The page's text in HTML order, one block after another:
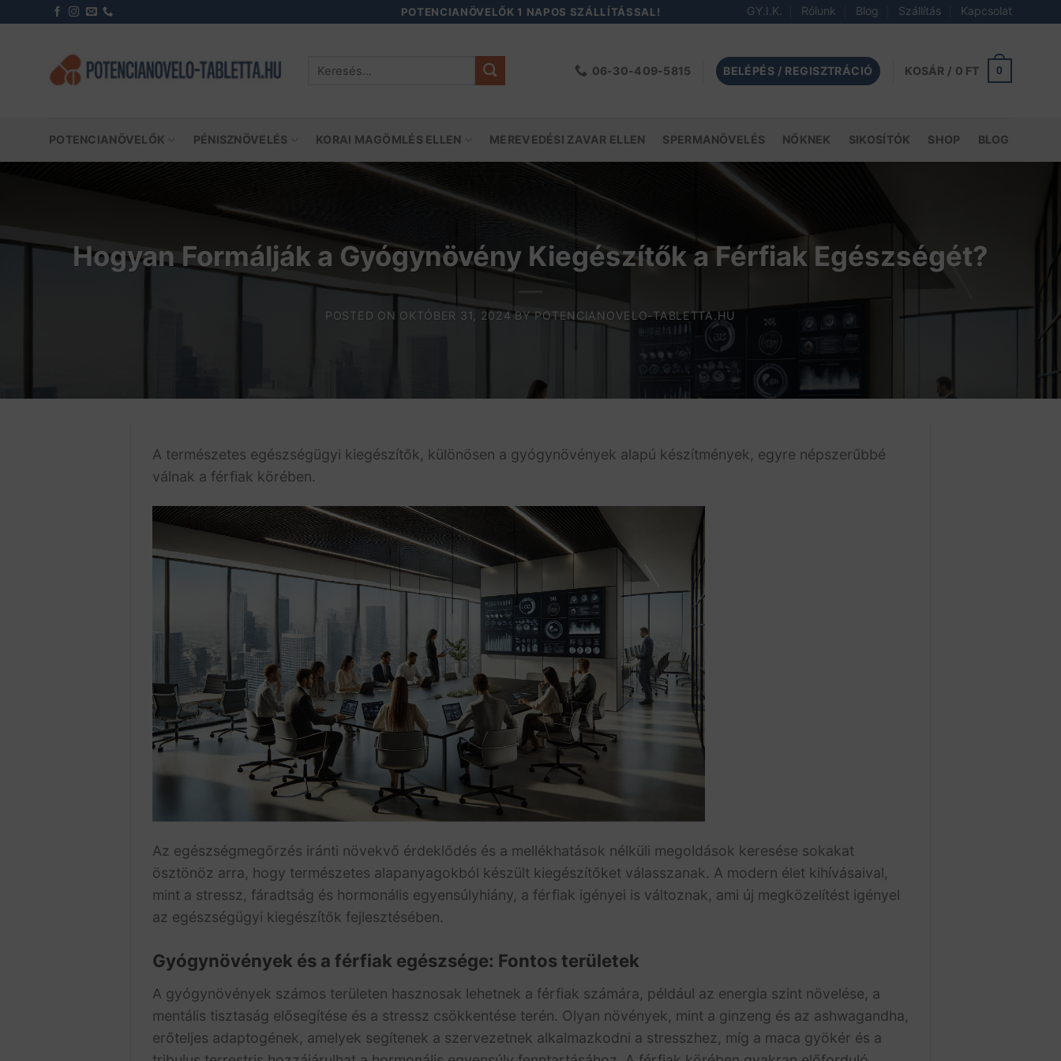
POTENCIANÖVELŐK 1 NAPOS SZÁLLÍTÁSSAL! GY.I.K. Rólunk Blog Szállítás Kapcsolat
06-30-409-5815 BELÉPÉS / REGISZTRÁCIÓ KOSÁR / 0 FT 0
POTENCIANÖVELŐK PÉNISZNÖVELÉS KORAI MAGÖMLÉS ELLEN MEREVEDÉSI ZAVAR ELLEN SPERMANÖVELÉS NŐKNEK SIKOSÍTÓK SHOP BLOG
Hogyan Formálják a Gyógynövény Kiegészítők a Férfiak Egészségét?
POSTED ON OKTÓBER 31, 2024 BYPOTENCIANOVELO-TABLETTA.HU
A természetes egészségügyi kiegészítők, különösen a gyógynövények alapú készítmények, egyre népszerűbbé
válnak a férfiak körében.
Az egészségmegőrzés iránti növekvő érdeklődés és a mellékhatások nélküli megoldások keresése sokakat
ösztönöz arra, hogy természetes alapanyagokból készült kiegészítőket válasszanak. A modern élet kihívásaival,
mint a stressz, fáradtság és hormonális egyensúlyhiány, a férfiak igényei is változnak, ami új megközelítést igényel
az egészségügyi kiegészítők fejlesztésében.
Gyógynövények és a férfiak egészsége: Fontos területek
A gyógynövények számos területen hasznosak lehetnek a férfiak számára, például az energia szint növelése, a
mentális tisztaság elősegítése és a stressz csökkentése terén. Olyan növények, mint a ginzeng és az ashwagandha,
erőteljes adaptogének, amelyek segítenek a szervezetnek alkalmazkodni a stresszhez, míg a maca gyökér és a